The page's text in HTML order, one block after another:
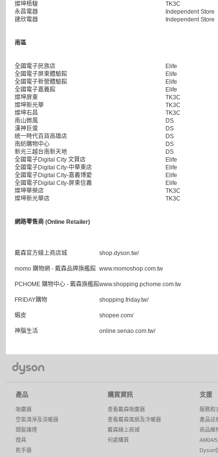
燦坤梧棲
TK3C
永昌電器
Independent Store
建欣電器
Independent Store
南區
全國電子民族店
Elife
全國電子屏東體驗館
Elife
全國電子新營體驗館
Elife
全國電子嘉義館
Elife
燦坤屏東
TK3C
燦坤新光華
TK3C
燦坤右昌
TK3C
南山微風
DS
漢神巨蛋
DS
統一時代百貨高雄店
DS
南紡購物中心
DS
新光三越台南新天地
DS
全國電子Digital City 文賢店
Elife
全國電子Digital City-中華東店
Elife
全國電子Digital City-嘉義博愛
Elife
全國電子Digital City-屏東信義
Elife
燦坤華榮店
TK3C
燦坤新光華店
TK3C
網路零售商 (Online Retailer)
戴森官方線上商店城 shop.dyson.tw/
momo 購物網 - 戴森品牌旗艦館 www.momoshop.com.tw
PCHOME 購物中心 - 戴森旗艦館www.shopping.pchome.com.tw
FRIDAY購物 shopping.friday.tw/
蝦皮 shopee.com/
神腦生活 online.senao.com.tw/
產品
吸塵器
空氣清淨及涼暖器
頭髮護理
燈具
乾手器
購買資訊
查看戴森吸塵器
查看戴森風扇及冷暖器
戴森線上商城
何處購買
支援
服務和
產品註
商品維
AM04/
Dyson